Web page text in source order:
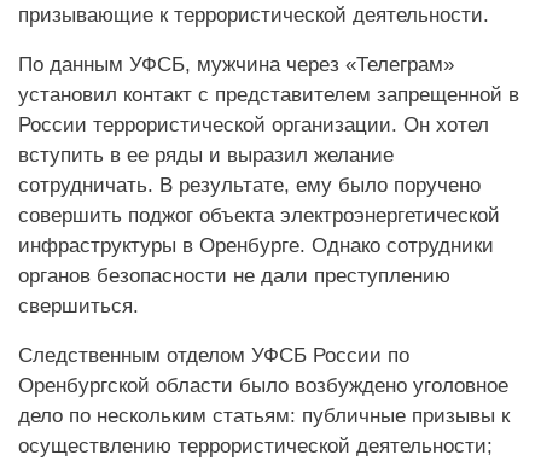
призывающие к террористической деятельности.
По данным УФСБ, мужчина через «Телеграм»
установил контакт с представителем запрещенной в
России террористической организации. Он хотел
вступить в ее ряды и выразил желание
сотрудничать. В результате, ему было поручено
совершить поджог объекта электроэнергетической
инфраструктуры в Оренбурге. Однако сотрудники
органов безопасности не дали преступлению
свершиться.
Следственным отделом УФСБ России по
Оренбургской области было возбуждено уголовное
дело по нескольким статьям: публичные призывы к
осуществлению террористической деятельности;